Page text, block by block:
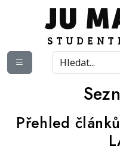
Přehled